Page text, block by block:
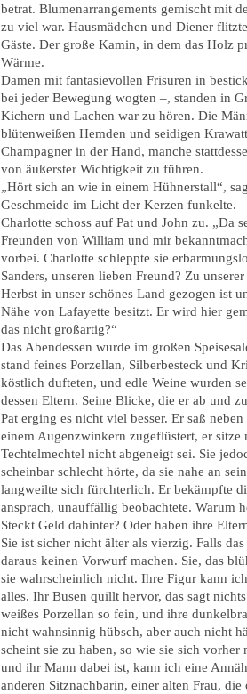
betrat. Blumenarrangements gemischt mit
zu viel war. Hausmädchen und Diener
Gäste. Der große Kamin, in dem das Holz
Wärme.
Damen mit fantasievollen Frisuren in
bei jeder Bewegung wogten –, standen in
Kichern und Lachen war zu hören. Die
blütenweißen Hemden und seidigen
Champagner in der Hand, manche
von äußerster Wichtigkeit zu führen.
„Hört sich an wie in einem Hühnerstall“,
Geschmeide im Licht der Kerzen funkelte.
Charlotte schoss auf Pat und John zu. „Da
Freunden von William und mir
vorbei. Charlotte schleppte sie
Sanders, unseren lieben Freund? Zu
Herbst in unser schönes Land gezogen ist
Nähe von Lafayette besitzt. Er wird hier
das nicht großartig?“
Das Abendessen wurde im großen
stand feines Porzellan, Silberbesteck und
köstlich dufteten, und edle Weine wurden
dessen Eltern. Seine Blicke, die er ab und
Pat erging es nicht viel besser. Er saß
einem Augenzwinkern zugeflüstert, er sitze
Techtelmechtel nicht abgeneigt sei. Sie
scheinbar schlecht hörte, da sie nahe an
langweilte sich fürchterlich. Er bekämpfte
ansprach, unauffällig beobachtete. Warum
Steckt Geld dahinter? Oder haben ihre
Sie ist sicher nicht älter als vierzig. Falls
daraus keinen Vorwurf machen. Sie, das
sie wahrscheinlich nicht. Ihre Figur kann
alles. Ihr Busen quillt hervor, das sagt
weißes Porzellan so fein, und ihre
nicht wahnsinnig hübsch, aber auch nicht
scheint sie zu haben, so wie sie sich
und ihr Mann dabei ist, kann ich eine
anderen Sitznachbarin, einer alten Frau,